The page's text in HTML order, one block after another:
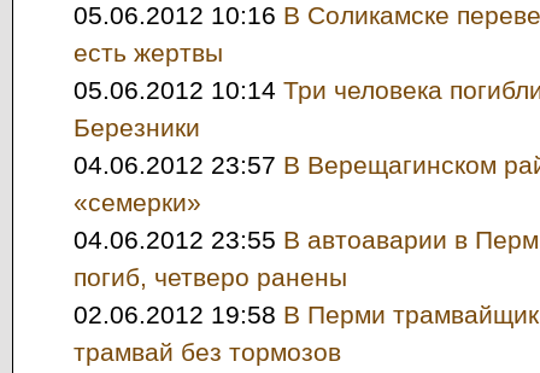
05.06.2012 10:16 В Соликамске
есть жертвы
05.06.2012 10:14 Три человека
Березники
04.06.2012 23:57 В Верещагинском
«семерки»
04.06.2012 23:55 В автоаварии в
погиб, четверо ранены
02.06.2012 19:58 В Перми
трамвай без тормозов